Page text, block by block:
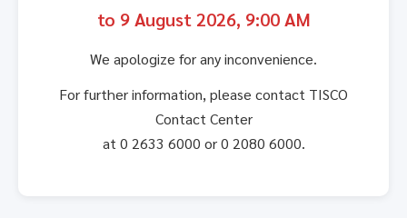
to 9 August 2026, 9:00 AM
We apologize for any inconvenience.
For further information, please contact TISCO
Contact Center
at 0 2633 6000 or 0 2080 6000.